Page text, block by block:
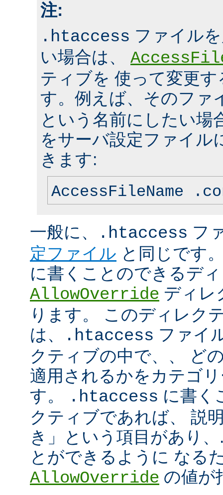
注:
.htaccess ファイル
い場合は、
ティブを 使って変更
す。例えば、そのファ
という名前にしたい場
をサーバ設定ファイル
きます:
AccessFileName
一般に、 .htaccess フ
定ファイル と同じです
に書くことのできるデ
AllowOverride ディレ
ります。 このディレク
は、
.htaccess ファイ
クティブの中で、、 ど
適用されるかをカテゴ
す。
.htaccess に書く
クティブであれば、 説
き」という項目があり
とができるように なる
AllowOverride の値が